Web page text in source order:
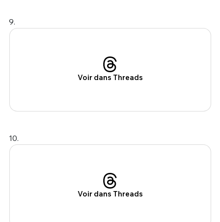
9.
Voir dans Threads
10.
Voir dans Threads